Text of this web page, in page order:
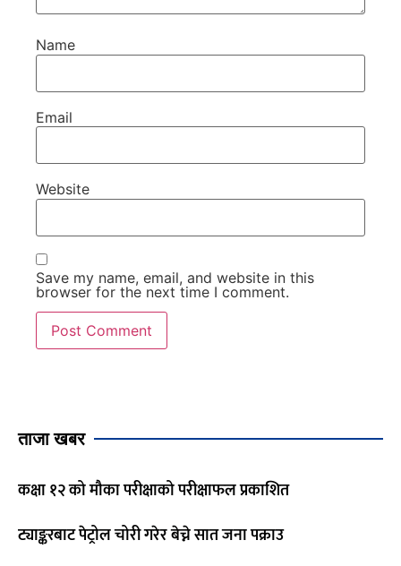
Name
Email
Website
Save my name, email, and website in this
browser for the next time I comment.
ताजा खबर
कक्षा १२ को मौका परीक्षाको परीक्षाफल प्रकाशित
ट्याङ्करबाट पेट्रोल चोरी गरेर बेच्ने सात जना पक्राउ